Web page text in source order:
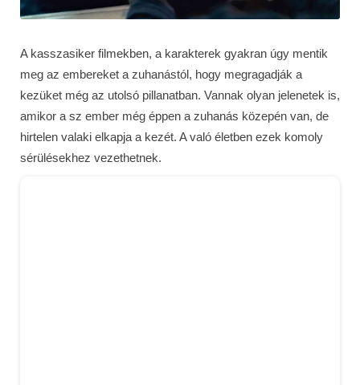
A kasszasiker filmekben, a karakterek gyakran úgy mentik
meg az embereket a zuhanástól, hogy megragadják a
kezüket még az utolsó pillanatban. Vannak olyan jelenetek is,
amikor a sz ember még éppen a zuhanás közepén van, de
hirtelen valaki elkapja a kezét. A való életben ezek komoly
sérülésekhez vezethetnek.